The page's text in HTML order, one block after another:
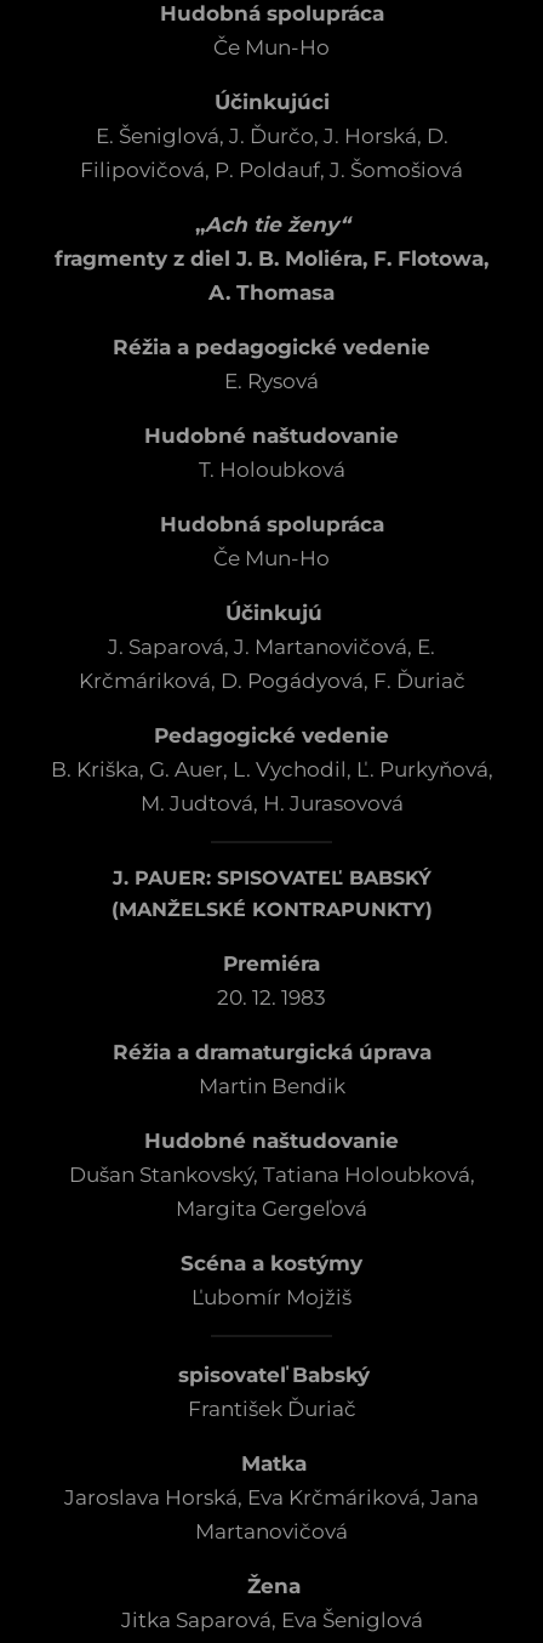
Hudobná spolupráca
Če Mun-Ho
Účinkujúci
E. Šeniglová, J. Ďurčo, J. Horská, D.
Filipovičová, P. Poldauf, J. Šomošiová
„Ach tie ženy“
fragmenty z diel J. B. Moliéra, F. Flotowa,
A. Thomasa
Réžia a pedagogické vedenie
E. Rysová
Hudobné naštudovanie
T. Holoubková
Hudobná spolupráca
Če Mun-Ho
Účinkujú
J. Saparová, J. Martanovičová, E.
Krčmáriková, D. Pogádyová, F. Ďuriač
Pedagogické vedenie
B. Kriška, G. Auer, L. Vychodil, Ľ. Purkyňová,
M. Judtová, H. Jurasovová
J. PAUER: SPISOVATEĽ BABSKÝ
(MANŽELSKÉ KONTRAPUNKTY)
Premiéra
20. 12. 1983
Réžia a dramaturgická úprava
Martin Bendik
Hudobné naštudovanie
Dušan Stankovský, Tatiana Holoubková,
Margita Gergeľová
Scéna a kostýmy
Ľubomír Mojžiš
spisovateľ Babský
František Ďuriač
Matka
Jaroslava Horská, Eva Krčmáriková, Jana
Martanovičová
Žena
Jitka Saparová, Eva Šeniglová